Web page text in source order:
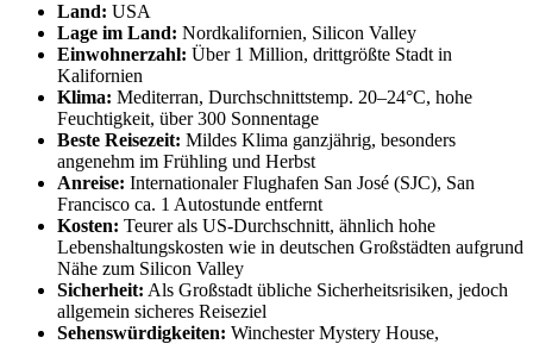
Land: USA
Lage im Land: Nordkalifornien, Silicon Valley
Einwohnerzahl: Über 1 Million, drittgrößte Stadt in
Kalifornien
Klima: Mediterran, Durchschnittstemp. 20–24°C, hohe
Feuchtigkeit, über 300 Sonnentage
Beste Reisezeit: Mildes Klima ganzjährig, besonders
angenehm im Frühling und Herbst
Anreise: Internationaler Flughafen San José (SJC), San
Francisco ca. 1 Autostunde entfernt
Kosten: Teurer als US-Durchschnitt, ähnlich hohe
Lebenshaltungskosten wie in deutschen Großstädten aufgrund
Nähe zum Silicon Valley
Sicherheit: Als Großstadt übliche Sicherheitsrisiken, jedoch
allgemein sicheres Reiseziel
Sehenswürdigkeiten: Winchester Mystery House,